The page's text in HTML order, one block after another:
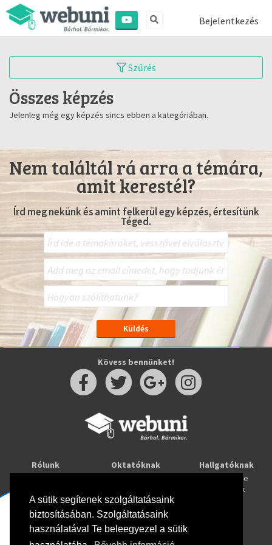
A sütik segítenek szolgáltatásaink
biztosításában. Szolgáltatásaink
használatával Te beleegyezel a sütik
Bejelentkezés
Szűrés
Összes képzés
Jelenleg még egy képzés sincs ebben a kategóriában.
Nem találtál rá arra a témára,
amit kerestél?
Írd meg nekünk és amint felkerül egy képzés, értesítünk
Téged.
Kövess bennünket!
Rólunk
Oktatóknak
Webuni Stúdió
Hallgatóknak
Tanulj online
Képzések
Info
Adatkezelési tájékoztató
ÁSZF